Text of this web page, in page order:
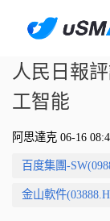
人民日報
工智能
阿思達克 06-16
百度集團-
金山軟件